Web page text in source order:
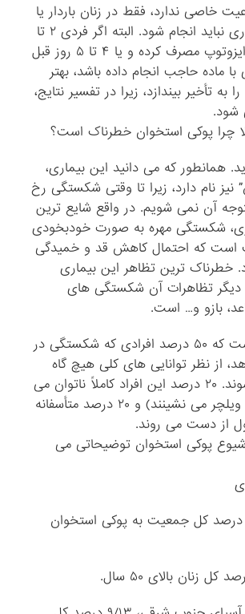
خاصی ندارد، فقط در زنان باردار یا
مشکوک به بارداری نباید انجام شود. البته اگر فردی ۲ تا
۳ روز قبل رادیوایزوتوپ مصرف کرده و یا ۴ تا ۵ روز قبل
ماده حاجب انجام داده باشد، بهتر
تأخیر بیندازد، زیرا در تفسیر نتایج،
شود.
چرا پوکی استخوان خطرناک است؟
همانطور که می دانید این بیماری،
نیز نام دارد، زیرا تا وقتی شکستگی رخ
آن نمی شویم. در واقع شایع ترین
شکستگی مهره به صورت خودبخودی
است که احتمال کاهش قد و خمیدگی
خطرناک ترین تظاهر این بیماری
تظاهرات آن شکستگی های
بازو و… است.
نکته مهم اینجاست که ۵۰ درصد افرادی که شکستگی در
از نظر توانایی های کلی هیچ گاه
آدم قبلی نمی شوند. ۲۰ درصد این افراد کاملاً ناتوان می
شوند (مثلاً روی ویلچر می نشینند) و ۲۰ درصد متأسفانه
از دست می روند.
پوکی استخوان توضیحاتی می
بله، در آمریکا ۴ درصد کل جمعیت به پوکی استخوان